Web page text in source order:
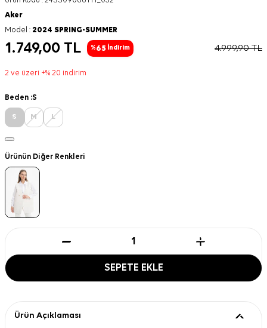
Aker
Model : 2024 SPRING-SUMMER
1.749,00 TL %65 İndirim 4.999,90TL
2 ve üzeri +% 20 indirim
Beden :S
S M L
Ürünün Diğer Renkleri
SEPETE EKLE
Ürün Açıklaması